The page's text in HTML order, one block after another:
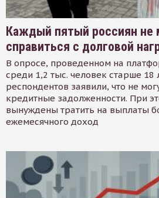
Каждый пятый россиян не
справиться с долговой
В опросе, проведенном на
среди 1,2 тыс. человек старше 18
респондентов заявили, что не
кредитные задолженности. При
вынуждены тратить на выплаты
ежемесячного доход